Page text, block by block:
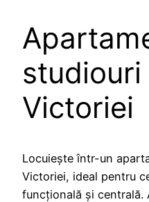
studiouri
Victoriei
Locuiește într-un
Victoriei, ideal pentru
funcțională și centrală.